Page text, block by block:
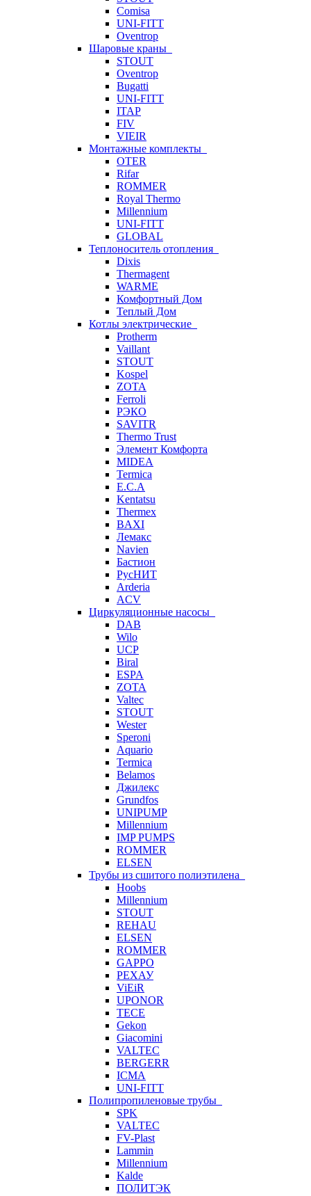
Comisa
UNI-FITT
Oventrop
Шаровые краны
STOUT
Oventrop
Bugatti
UNI-FITT
ITAP
FIV
VIEIR
Монтажные комплекты
OTER
Rifar
ROMMER
Royal Thermo
Millennium
UNI-FITT
GLOBAL
Теплоноситель отопления
Dixis
Thermagent
WARME
Комфортный Дом
Теплый Дом
Котлы электрические
Protherm
Vaillant
STOUT
Kospel
ZOTA
Ferroli
РЭКО
SAVITR
Thermo Trust
Элемент Комфорта
MIDEA
Termica
E.C.A
Kentatsu
Thermex
BAXI
Лемакс
Navien
Бастион
РусНИТ
Arderia
ACV
Циркуляционные насосы
DAB
Wilo
UCP
Biral
ESPA
ZOTA
Valtec
STOUT
Wester
Speroni
Aquario
Termica
Belamos
Джилекс
Grundfos
UNIPUMP
Millennium
IMP PUMPS
ROMMER
ELSEN
Трубы из сшитого полиэтилена
Hoobs
Millennium
STOUT
REHAU
ELSEN
ROMMER
GAPPO
РЕХАУ
ViEiR
UPONOR
TECE
Gekon
Giacomini
VALTEC
BERGERR
ICMA
UNI-FITT
Полипропиленовые трубы
SPK
VALTEC
FV-Plast
Lammin
Millennium
Kalde
ПОЛИТЭК